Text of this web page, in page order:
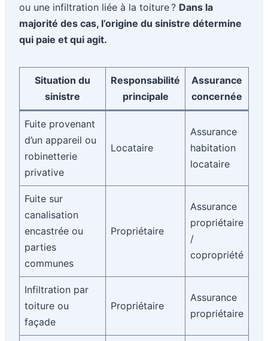
ou une infiltration liée à la toiture ? Dans la
majorité des cas, l’origine du sinistre détermine
qui paie et qui agit.
Situation du
sinistre
Responsabilité
principale
Assurance
concernée
Fuite provenant
d’un appareil ou
robinetterie
privative
Locataire
Assurance
habitation
locataire
Fuite sur
canalisation
encastrée ou
parties
communes
Propriétaire
Assurance
propriétaire
/
copropriété
Infiltration par
toiture ou
façade
Propriétaire
Assurance
propriétaire